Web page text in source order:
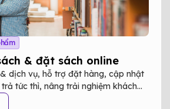
& đặt sách online
dịch vụ, hỗ trợ đặt hàng, cập nhật
tức thì, nâng trải nghiệm khách